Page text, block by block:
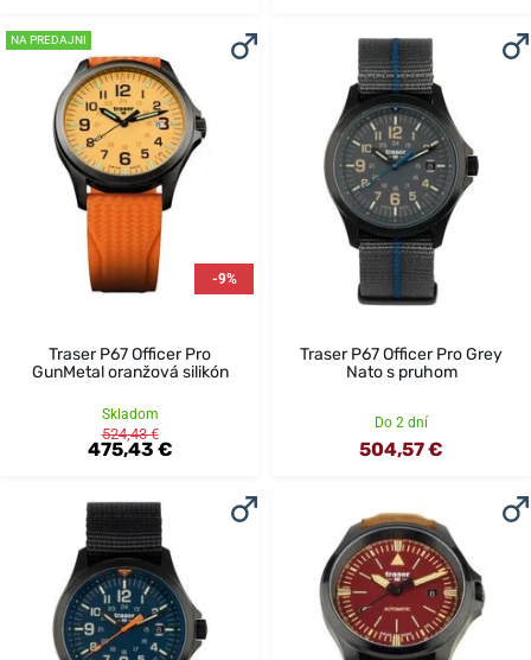
NA PREDAJNI
-9%
Traser P67 Officer Pro
GunMetal oranžová silikón
Skladom
524,43 €
475,43 €
Traser P67 Officer Pro Grey
Nato s pruhom
Do 2 dní
504,57 €